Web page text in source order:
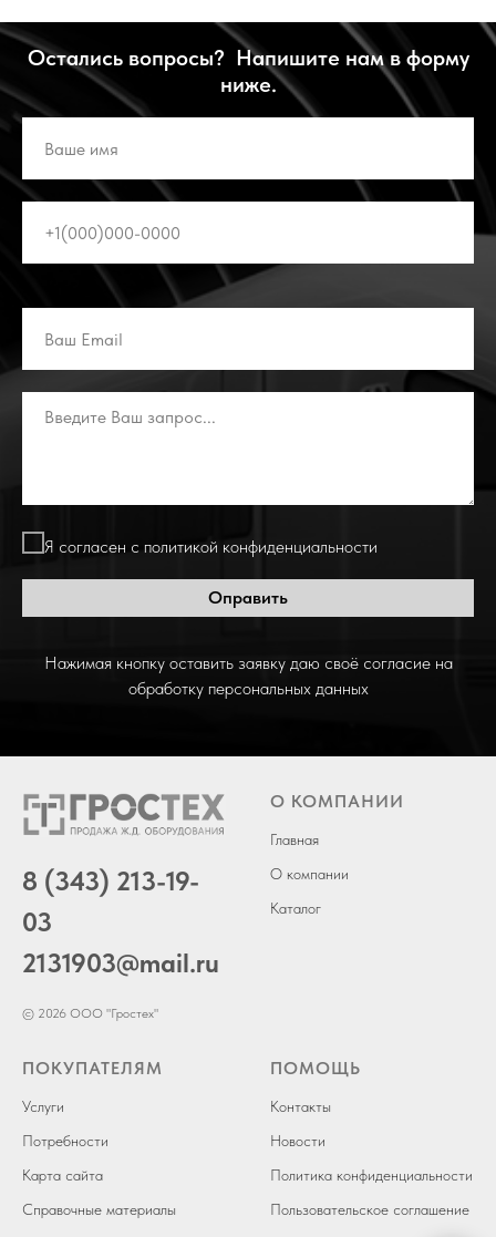
Остались вопросы? Напишите нам в форму
ниже.
Я согласен с политикой конфиденциальности
Оправить
Нажимая кнопку оставить заявку даю своё согласие на
обработку персональных данных
8 (343) 213-19-
03
2131903@mail.ru
© 2026 ООО "Гростех"
О КОМПАНИИ
Главная
О компании
Каталог
ПОКУПАТЕЛЯМ
Услуги
Потребности
Карта сайта
Справочные материалы
ПОМОЩЬ
Контакты
Новости
Политика конфиденциальности
Пользовательское соглашение